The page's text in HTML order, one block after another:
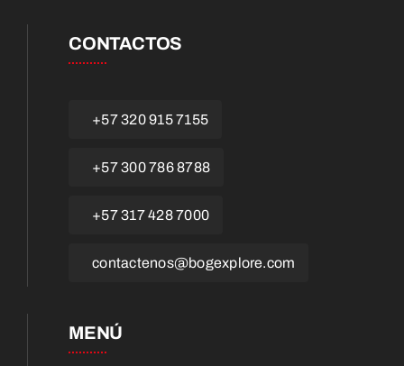
CONTACTOS
+57 320 915 7155
+57 300 786 8788
+57 317 428 7000
contactenos@bogexplore.com
MENÚ